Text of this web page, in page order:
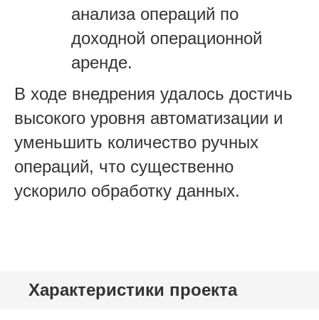
анализа операций по
доходной операционной
аренде.
В ходе внедрения удалось достичь
высокого уровня автоматизации и
уменьшить количество ручных
операций, что существенно
ускорило обработку данных.
Характеристики проекта